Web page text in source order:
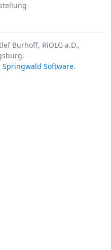
Burhoff, RiOLG a.D.,
Springwald Software.